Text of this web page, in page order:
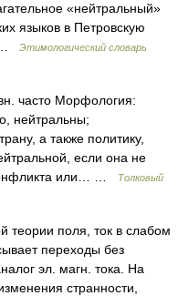
«нейтральный»
языков в Петровскую
…
Этимологический словарь
часто Морфология:
нейтральны;
а также политику,
если она не
или… …
Толковый
теории поля, ток в слабом
переходы без
эл. магн. тока. На
странности,